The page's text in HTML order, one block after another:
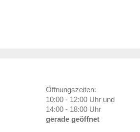
Öffnungszeiten:
10:00 - 12:00 Uhr und
14:00 - 18:00 Uhr
gerade geöffnet